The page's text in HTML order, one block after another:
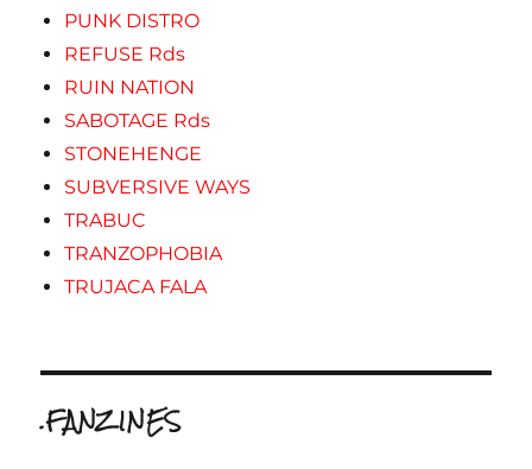
PUNK DISTRO
REFUSE Rds
RUIN NATION
SABOTAGE Rds
STONEHENGE
SUBVERSIVE WAYS
TRABUC
TRANZOPHOBIA
TRUJACA FALA
.FANZINES